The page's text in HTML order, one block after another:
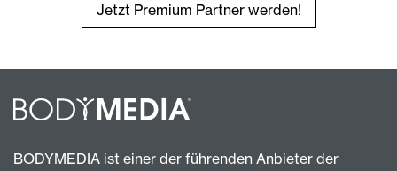
Jetzt Premium Partner werden!
BODYMEDIA ist einer der führenden Anbieter der